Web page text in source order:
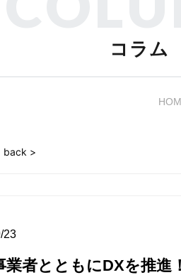
コラム
back >
23
業者とともにDXを推進